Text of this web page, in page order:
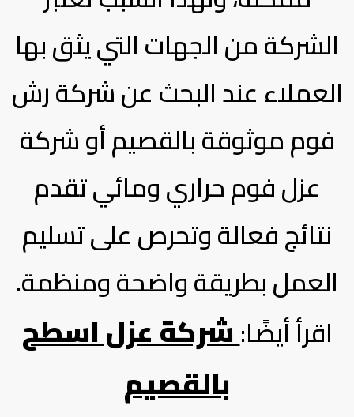
الشركة من الجهات التي يثق بها
العملاء عند البحث عن شركة رش
فوم موثوقة بالقصيم أو شركة
عزل فوم حراري ومائي تقدم
نتائج فعالة وتحرص على تسليم
العمل بطريقة واضحة ومنظمة.
اقرأ أيضًا:شركة عزل اسطح
بالقصيم